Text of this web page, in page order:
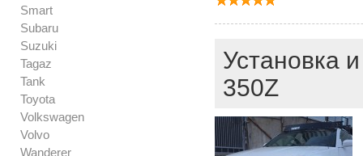
Smart
Subaru
Suzuki
Tagaz
Tank
Toyota
Volkswagen
Volvo
Wanderer
Установка
350Z